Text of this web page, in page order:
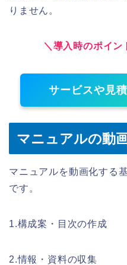
りません。
＼導入時のポイン
サービスや見
マニュアルの動
マニュアルを動画化する
です。
1.構成案・目次の作成
2.情報・資料の収集